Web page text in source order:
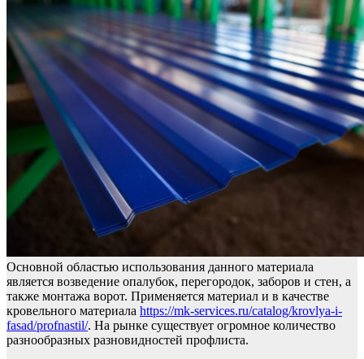
Основной областью использования данного материала
является возведение опалубок, перегородок, заборов и стен, а
также монтажа ворот. Применяется материал и в качестве
кровельного материала https://mk-services.ru/catalog/krovlya-i-
fasad/profnastil/. На рынке существует огромное количество
разнообразных разновидностей профлиста.